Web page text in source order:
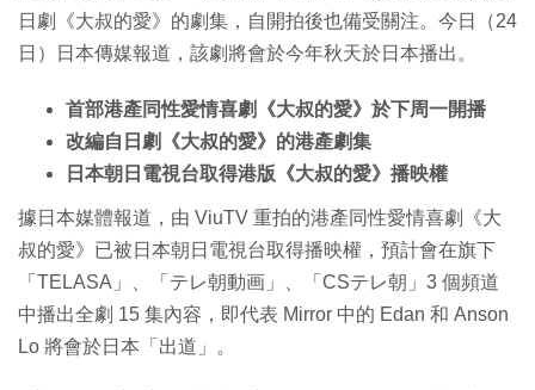
日劇《大叔的愛》的劇集，自開拍後也備受關注。今日（24
日）日本傳媒報道，該劇將會於今年秋天於日本播出。
首部港產同性愛情喜劇《大叔的愛》於下周一開播
改編自日劇《大叔的愛》的港產劇集
日本朝日電視台取得港版《大叔的愛》播映權
據日本媒體報道，由 ViuTV 重拍的港產同性愛情喜劇《大
叔的愛》已被日本朝日電視台取得播映權，預計會在旗下
「TELASA」、「テレ朝動画」、「CSテレ朝」3 個頻道
中播出全劇 15 集內容，即代表 Mirror 中的 Edan 和 Anson
Lo 將會於日本「出道」。